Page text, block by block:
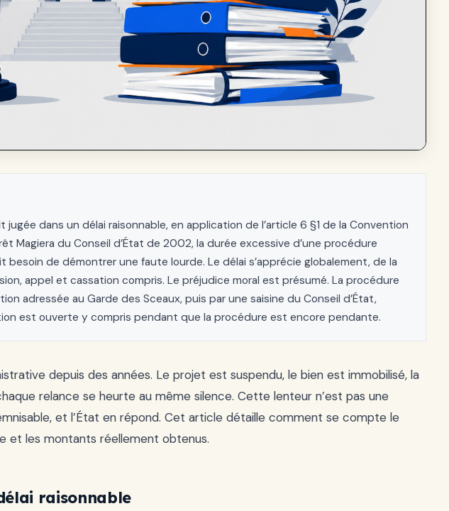
dans un délai raisonnable, en application de l’article 6 §1 de la Convention
Magiera du Conseil d’État de 2002, la durée excessive d’une procédure
besoin de démontrer une faute lourde. Le délai s’apprécie globalement, de la
appel et cassation compris. Le préjudice moral est présumé. La procédure
adressée au Garde des Sceaux, puis par une saisine du Conseil d’État,
est ouverte y compris pendant que la procédure est encore pendante.
depuis des années. Le projet est suspendu, le bien est immobilisé, la
relance se heurte au même silence. Cette lenteur n’est pas une
et l’État en répond. Cet article détaille comment se compte le
et les montants réellement obtenus.
raisonnable